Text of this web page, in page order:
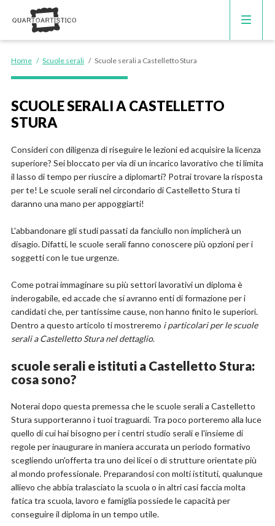
SCUOLE PRIVATE
Home / Scuole serali / Scuole serali a Castelletto Stura
SCUOLE SERALI A CASTELLETTO
STURA
Consideri con diligenza di riseguire le lezioni ed acquisire la licenza
superiore? Sei bloccato per via di un incarico lavorativo che ti limita
il lasso di tempo per riuscire a diplomarti? Potrai trovare la risposta
per te! Le scuole serali nel circondario di Castelletto Stura ti
daranno una mano per appoggiarti!
L'abbandonare gli studi passati da fanciullo non implicherà un
disagio. Difatti, le scuole serali fanno conoscere più opzioni per i
soggetti con le tue urgenze.
Come potrai immaginare su più settori lavorativi un diploma è
inderogabile, ed accade che si avranno enti di formazione per i
candidati che, per tantissime cause, non hanno finito le superiori.
Dentro a questo articolo ti mostreremo i particolari per le scuole
serali a Castelletto Stura nel dettaglio.
scuole serali e istituti a Castelletto Stura:
cosa sono?
Noterai dopo questa premessa che le scuole serali a Castelletto
Stura supporteranno i tuoi traguardi. Tra poco porteremo alla luce
quello di cui hai bisogno per i centri studio serali e l'insieme di
regole per inaugurare in maniera accurata un periodo formativo
scegliendo un'offerta tra uno dei licei o di strutture orientate più
al mondo professionale. Preparandosi con molti istituti, qualunque
allievo che abbia tralasciato la scuola o in altri casi faccia molta
fatica tra scuola, lavoro e famiglia possiede le capacità per
conseguire il diploma in un tempo utile.